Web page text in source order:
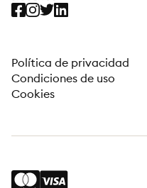
Política de privacidad
Condiciones de uso
Cookies